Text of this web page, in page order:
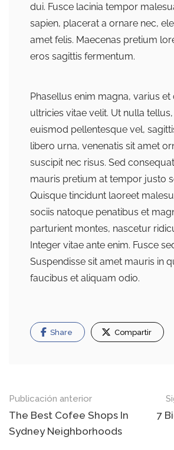
dui. Fusce lacinia tempor
sapien, placerat a ornare nec,
amet felis. Maecenas pretium
eros sagittis fermentum.
Phasellus enim magna, varius
ultricies vitae velit. Ut nulla
euismod pellentesque vel,
libero urna, venenatis sit amet
suscipit nec risus. Sed
mauris pretium at tempor justo
Quisque tincidunt laoreet
sociis natoque penatibus et
parturient montes, nascetur
Integer vitae ante enim. Fusce
Suspendisse sit amet mauris in
faucibus et aliquam odio.
Share Compartir
Navegación
de
entradas
Publicación anterior
The Best Cofee Shops In
Sydney Neighborhoods
7